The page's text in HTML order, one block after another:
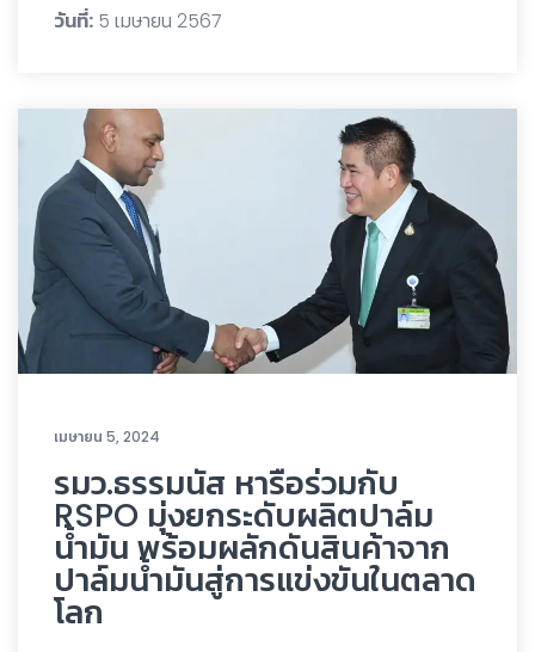
วันที่: 5 เมษายน 2567
เมษายน 5, 2024
รมว.ธรรมนัส หารือร่วมกับ
RSPO มุ่งยกระดับผลิตปาล์ม
น้ำมัน พร้อมผลักดันสินค้าจาก
ปาล์มน้ำมันสู่การแข่งขันในตลาด
โลก